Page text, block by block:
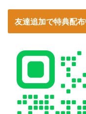
友達追加で特典配布